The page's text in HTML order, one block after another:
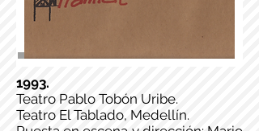
1993.
Teatro Pablo Tobón Uribe.
Teatro El Tablado, Medellín.